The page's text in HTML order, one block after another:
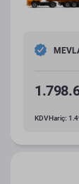
KDV Hariç: